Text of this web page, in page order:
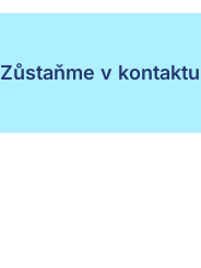
Zůstaňme v